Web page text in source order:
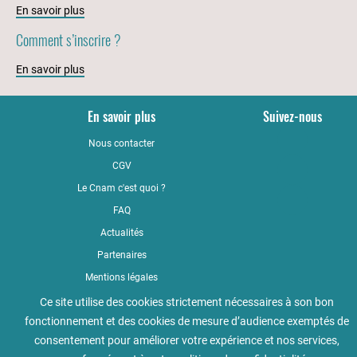
En savoir plus
Comment s’inscrire ?
En savoir plus
En savoir plus
Nous contacter
CGV
Le Cnam c'est quoi ?
FAQ
Actualités
Partenaires
Mentions légales
Qualité
Règlement intérieur
Accessibilité : non conforme
Suivez-nous
Ce site utilise des cookies strictement nécessaires à son bon
fonctionnement et des cookies de mesure d’audience exemptés de
consentement pour améliorer votre expérience et nos services,